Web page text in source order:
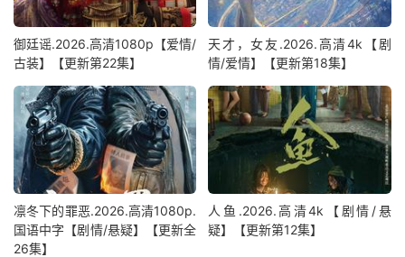
御廷谣.2026.高清1080p【爱情/
古装】【更新第22集】
天才，女友.2026.高清4k【剧
情/爱情】【更新第18集】
凛冬下的罪恶.2026.高清1080p.
国语中字【剧情/悬疑】【更新全
26集】
人鱼.2026.高清4k【剧情/悬
疑】【更新第12集】